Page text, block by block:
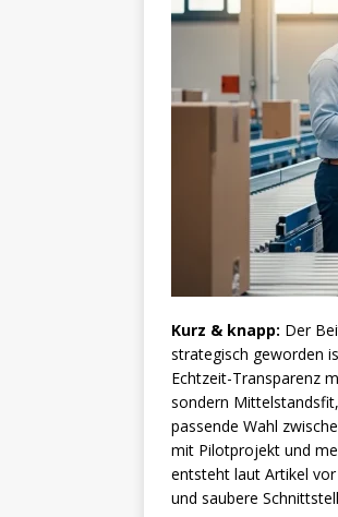
Kurz & knapp: Der
strategisch geworden
Echtzeit-Transparenz
sondern
passende Wahl
mit Pilotprojekt und
entsteht laut Artikel
und saubere